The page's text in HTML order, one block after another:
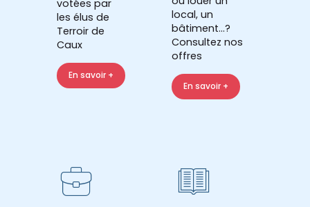
votées par
les élus de
Terroir de
Caux
En savoir +
local, un
bâtiment...?
Consultez nos
offres
En savoir +